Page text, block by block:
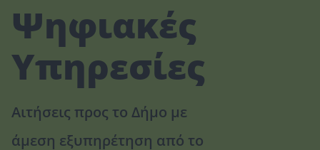
Ψηφιακές
Υπηρεσίες
Αιτήσεις προς το Δήμο με
άμεση εξυπηρέτηση από το